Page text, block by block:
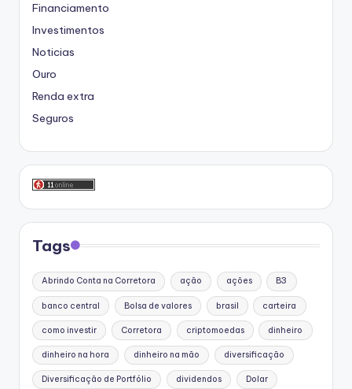
Financiamento
Investimentos
Noticias
Ouro
Renda extra
Seguros
Tags
Abrindo Conta na Corretora ação ações B3
banco central Bolsa de valores brasil carteira
como investir Corretora criptomoedas dinheiro
dinheiro na hora dinheiro na mão diversificação
Diversificação de Portfólio dividendos Dolar